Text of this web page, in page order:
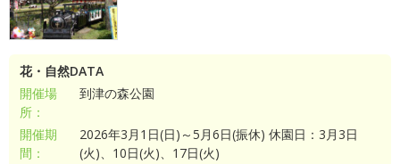
花・自然DATA
開催場
所：
到津の森公園
開催期
間：
2026年3月1日(日)～5月6日(振休) 休園日：3月3日
(火)、10日(火)、17日(火)